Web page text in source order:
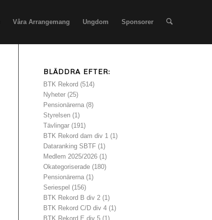
Våra Arrangemang Ungdom Sponsorer
BLÄDDRA EFTER:
BTK Rekord (514)
Nyheter (25)
Pensionärerna (8)
Styrelsen (1)
Tävlingar (191)
BTK Rekord dam div 1 (1)
Dataranking SBTF (1)
Medlem 2025/2026 (1)
Okategoriserade (180)
Pensionärerna (1)
Seriespel (156)
BTK Rekord B div 2 (1)
BTK Rekord C/D div 4 (1)
BTK Rekord E div 5 (1)